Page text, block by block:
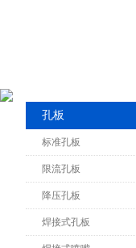
孔板
标准孔板
限流孔板
降压孔板
焊接式孔板